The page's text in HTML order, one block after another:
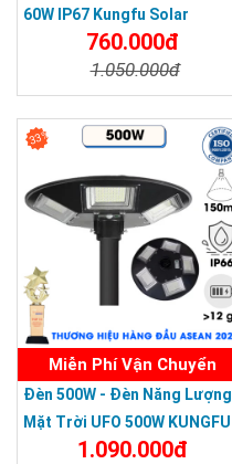
60W IP67 Kungfu Solar
760.000đ
1.050.000đ
33%
Miễn Phí Vận Chuyển
Đèn 500W - Đèn Năng Lượng
Mặt Trời UFO 500W KUNGFU
SOLAR - Đèn Năng LƯợng
1.090.000đ